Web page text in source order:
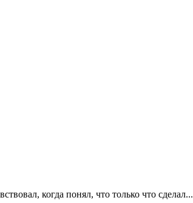
когда понял, что только что сделал...